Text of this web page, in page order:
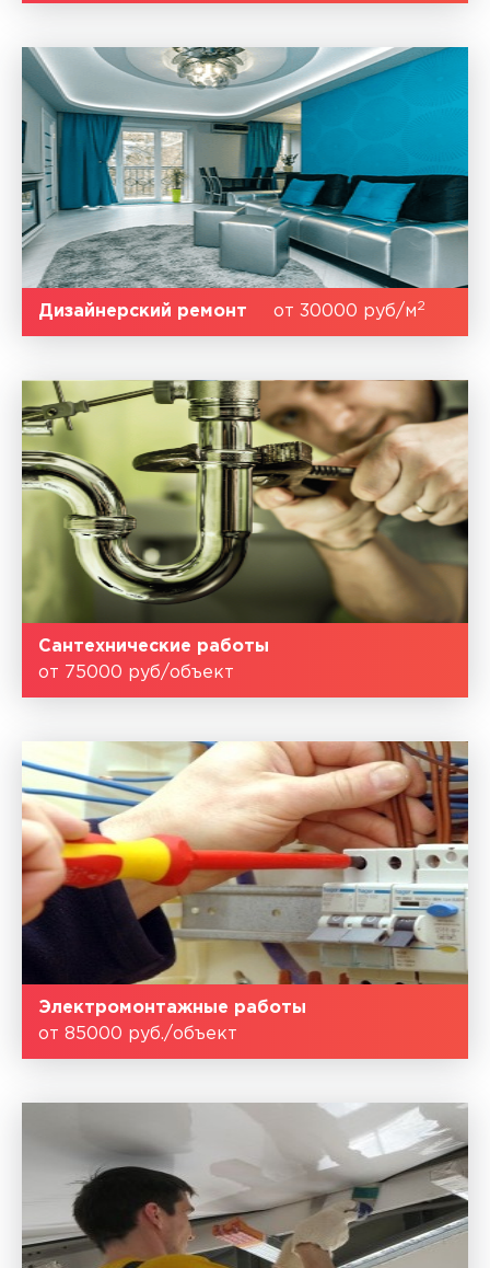
Дизайнерский ремонт от 30000 руб/м2
Сантехнические работы
от 75000 руб/объект
Электромонтажные работы
от 85000 руб./объект